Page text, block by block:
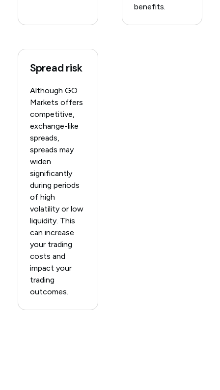
benefits.
Spread risk
Although GO
Markets offers
competitive,
exchange-like
spreads,
spreads may
widen
significantly
during periods
of high
volatility or low
liquidity. This
can increase
your trading
costs and
impact your
trading
outcomes.